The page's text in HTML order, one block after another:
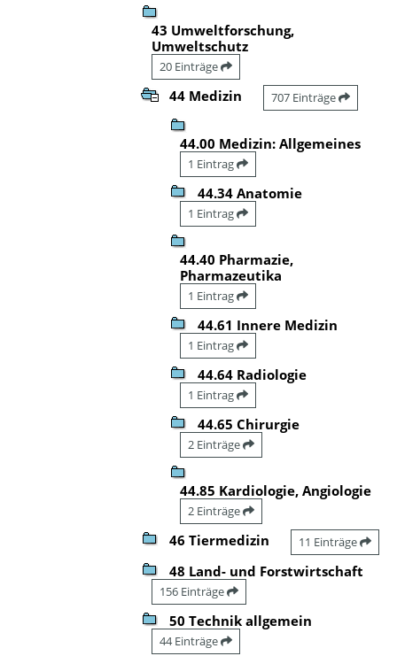
43 Umweltforschung,
Umweltschutz
20 Einträge
44 Medizin 707 Einträge
44.00 Medizin: Allgemeines
1 Eintrag
44.34 Anatomie
1 Eintrag
44.40 Pharmazie,
Pharmazeutika
1 Eintrag
44.61 Innere Medizin
1 Eintrag
44.64 Radiologie
1 Eintrag
44.65 Chirurgie
2 Einträge
44.85 Kardiologie, Angiologie
2 Einträge
46 Tiermedizin 11 Einträge
48 Land- und Forstwirtschaft
156 Einträge
50 Technik allgemein
44 Einträge